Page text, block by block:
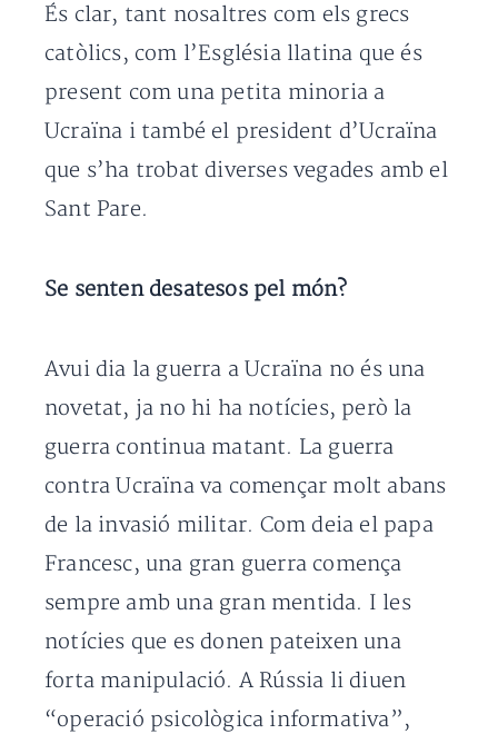
És clar, tant nosaltres com els grecs
catòlics, com l’Església llatina que és
present com una petita minoria a
Ucraïna i també el president d’Ucraïna
que s’ha trobat diverses vegades amb el
Sant Pare.
Se senten desatesos pel món?
Avui dia la guerra a Ucraïna no és una
novetat, ja no hi ha notícies, però la
guerra continua matant. La guerra
contra Ucraïna va començar molt abans
de la invasió militar. Com deia el papa
Francesc, una gran guerra comença
sempre amb una gran mentida. I les
notícies que es donen pateixen una
forta manipulació. A Rússia li diuen
“operació psicològica informativa”,